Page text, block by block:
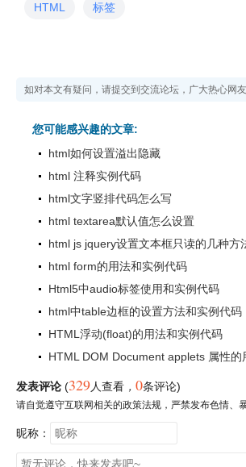
HTML 标签
如对本文有疑问，请提交到交流论坛，广大热心网
您可能感兴趣的文章:
html如何设置溢出隐藏
html 注释实例代码
html文字竖排代码怎么写
html textarea默认值怎么设置
html js jquery设置文本框只读的几种方
html form的用法和实例代码
Html5中audio标签使用和实例代码
html中table边框的设置方法和实例代码
HTML浮动(float)的用法和实例代码
HTML DOM Document applets 属性的
发表评论 (329人查看 ， 0条评论)
请自觉遵守互联网相关的政策法规，严禁发布色情、
昵称：